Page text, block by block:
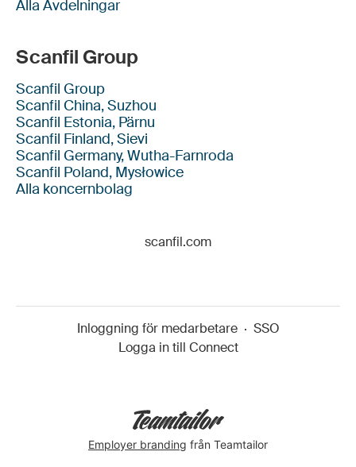
Alla Avdelningar
Scanfil Group
Scanfil Group
Scanfil China, Suzhou
Scanfil Estonia, Pärnu
Scanfil Finland, Sievi
Scanfil Germany, Wutha-Farnroda
Scanfil Poland, Mysłowice
Alla koncernbolag
scanfil.com
Inloggning för medarbetare · SSO
Logga in till Connect
Employer branding från Teamtailor